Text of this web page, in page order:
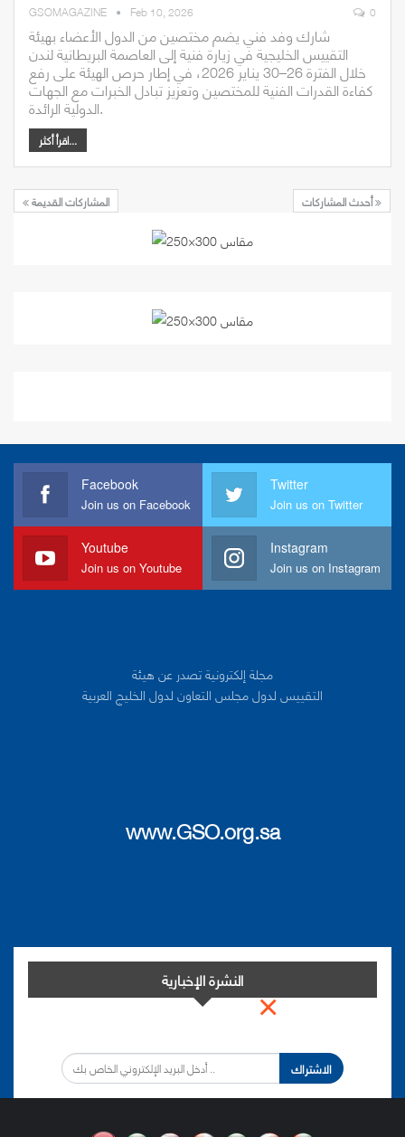
GSOMAGAZINE Feb 10, 2026 0
شارك وفد فني يضم مختصين من الدول الأعضاء بهيئة
التقييس الخليجية في زيارة فنية إلى العاصمة البريطانية لندن
خلال الفترة 26–30 يناير 2026، في إطار حرص الهيئة على رفع
كفاءة القدرات الفنية للمختصين وتعزيز تبادل الخبرات مع الجهات
الدولية الرائدة.
اقرأ أكثر...
المشاركات القديمة أحدث المشاركات
Facebook
Join us on Facebook
Twitter
Join us on Twitter
Youtube
Join us on Youtube
Instagram
Join us on Instagram
مجلة إلكترونية تصدر عن هيئة
التقييس لدول مجلس التعاون لدول الخليج العربية
www.GSO.org.sa
النشرة الإخبارية
الاشتراك
×